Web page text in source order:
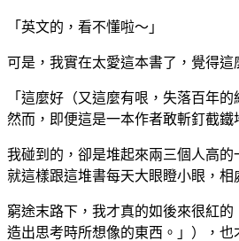
「英文的，看不懂啦～」
可是，我實在太愛這本書了，覺得
「這麼好（又這麼有哏，失落百年
然而，即便這是一本作者敢斬釘截
我碰到的，卻是堆起來兩三個人高
就這樣跟這堆書每天大眼瞪小眼，
窮途末路下，我才真的如後來很紅
造出思考時所想像的東西。」），